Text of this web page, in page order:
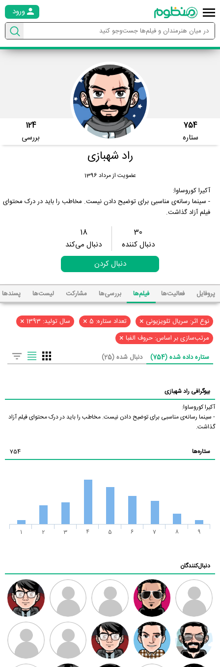
ورود
754
ستاره
124
بررسی
راد شهبازی
عضویت از مرداد 1396
آکیرا کوروساوا:
- سینما رسانه‌ی مناسبی برای توضیح دادن نیست. مخاطب را باید در درک محتوای
فیلم آزاد گذاشت.
30
دنبال کننده
18
دنبال می‌کند
دنبال کردن
پروفایل فعالیت‌ها فیلم‌ها بررسی‌ها مشارکت لیست‌ها پسند‌ها
نوع اثر: سریال تلویزیونی × تعداد ستاره: 5 × سال تولید: 1393 ×
مرتب‌سازی بر اساس: حروف الفبا ×
ستاره داده شده (754) دنبال شده (25)
بیوگرافی راد شهبازی
آکیرا کوروساوا:
- سینما رسانه‌ی مناسبی برای توضیح دادن نیست. مخاطب را باید در درک محتوای فیلم آزاد
گذاشت.
ستاره‌ها 754
1 2 3 4 5 6 7 8 9
دنبال‌کنندگان
ممدرضا رضا کاظمی زهرا ~ ابتین
سید محمد
موسوی